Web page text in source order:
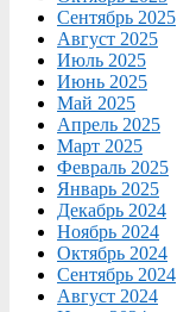
Сентябрь 2025
Август 2025
Июль 2025
Июнь 2025
Май 2025
Апрель 2025
Март 2025
Февраль 2025
Январь 2025
Декабрь 2024
Ноябрь 2024
Октябрь 2024
Сентябрь 2024
Август 2024